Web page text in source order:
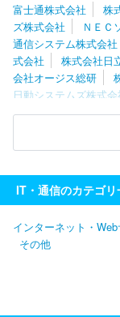
富士通株式会社 株
ズ株式会社
ＮＥＣ
通信システム株式会社
式会社
株式会社日
会社オージス総研
日動システムズ株式会
株式会社
ＳＣＳＫ
ヤノンＩＴソリュー
株式会社
株式会社
スジャパン
エフサ
IT・通信のカテゴリ
インターネット・
その他